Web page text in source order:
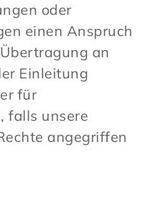
oder
einen Anspruch
an
Einleitung
für
falls unsere
angegriffen